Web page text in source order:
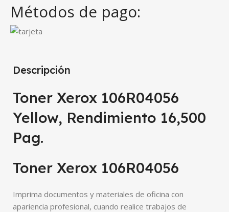
Métodos de pago:
Descripción
Toner Xerox 106R04056
Yellow, Rendimiento 16,500
Pag.
Toner Xerox 106R04056
Imprima documentos y materiales de oficina con
apariencia profesional, cuando realice trabajos de